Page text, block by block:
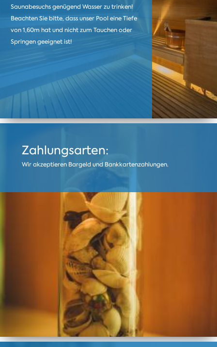
Saunabesuchs genügend Wasser zu trinken!
Beachten Sie bitte, dass unser Pool eine Tiefe
von 1,60m hat und nicht zum Tauchen oder
Springen geeignet ist!
Zahlungsarten:
Wir akzeptieren Bargeld und Bankkartenzahlungen.